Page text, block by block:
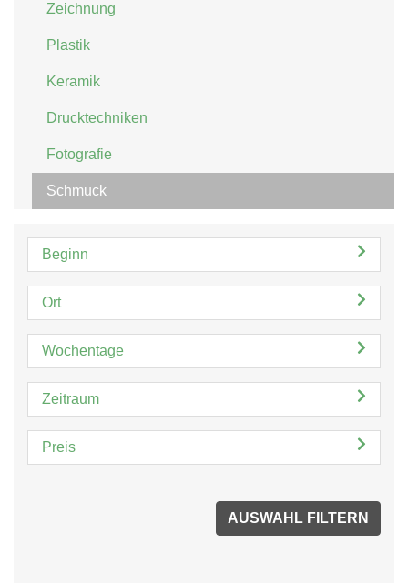
Zeichnung
Plastik
Keramik
Drucktechniken
Fotografie
Schmuck
Beginn
Ort
Wochentage
Zeitraum
Preis